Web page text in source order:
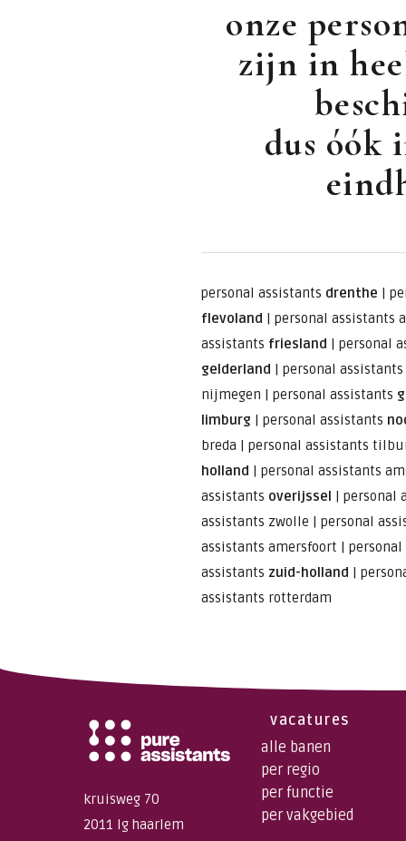
onze
zijn in
dus óók
personal assistants drenthe |
flevoland | personal assistants
assistants friesland | personal
gelderland | personal
nijmegen | personal assistants
limburg | personal assistants
breda | personal assistants
holland | personal assistants
assistants overijssel | personal
assistants zwolle | personal
assistants amersfoort |
assistants zuid-holland |
assistants rotterdam
kruisweg 70
2011 lg haarlem
vacatures
alle banen
per regio
per functie
per vakgebied